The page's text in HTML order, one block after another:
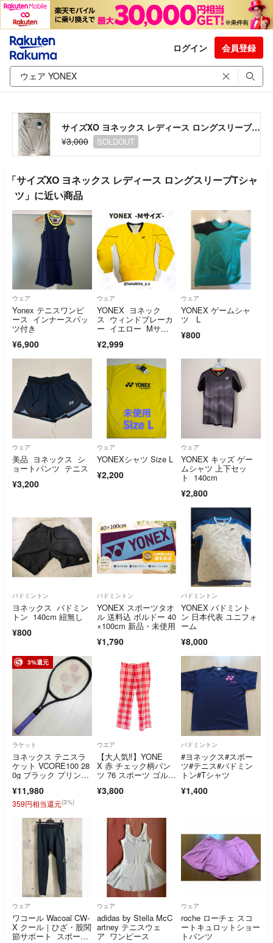
ログイン 会員登録
サイズXO ヨネックス レディース ロングスリーブTシャツ
¥3,000
SOLDOUT
「サイズXO ヨネックス レディース ロングスリーブTシャ
ツ」に近い商品
ウェア
Yonex テニスワンピ
ース インナースパッ
ツ付き
¥6,900
ウェア
YONEX ヨネック
ス ウィンドブレーカ
ー イエロー Mサイ
¥2,999
ウェア
YONEX ゲームシャ
ツ L
¥800
ウェア
美品 ヨネックス シ
ョートパンツ テニス
¥3,200
ウェア
YONEXシャツ Size L
¥2,200
ウェア
YONEX キッズ ゲー
ムシャツ 上下セッ
ト 140cm
¥2,800
バドミントン
ヨネックス バドミン
トン 140cm 紐無し
¥800
バドミントン
YONEX スポーツタオ
ル 送料込 ボルドー 40
×100cm 新品・未使用
¥1,790
バドミントン
YONEX バドミント
ン 日本代表 ユニフォ
ーム
¥8,000
3%還元
ラケット
ヨネックス テニスラ
ケット VCORE100 28
0g ブラック プリンス
¥11,980
359円相当還元(3%)
ウエア
【大人気‼️】YONE
X 赤 チェック柄パン
ツ 76 スポーツ ゴル
¥3,800
バドミントン
#ヨネックス#スポー
ツ#テニス#バドミン
トン#Tシャツ
¥1,400
ウェア
ワコール Wacoal CW-
X クール｜ひざ・股関
節サポート スポーツ
ウェア
adidas by Stella McC
artney テニスウェ
ア ワンピース
ウェア
roche ローチェ スコ
ートキュロットショー
トパンツ